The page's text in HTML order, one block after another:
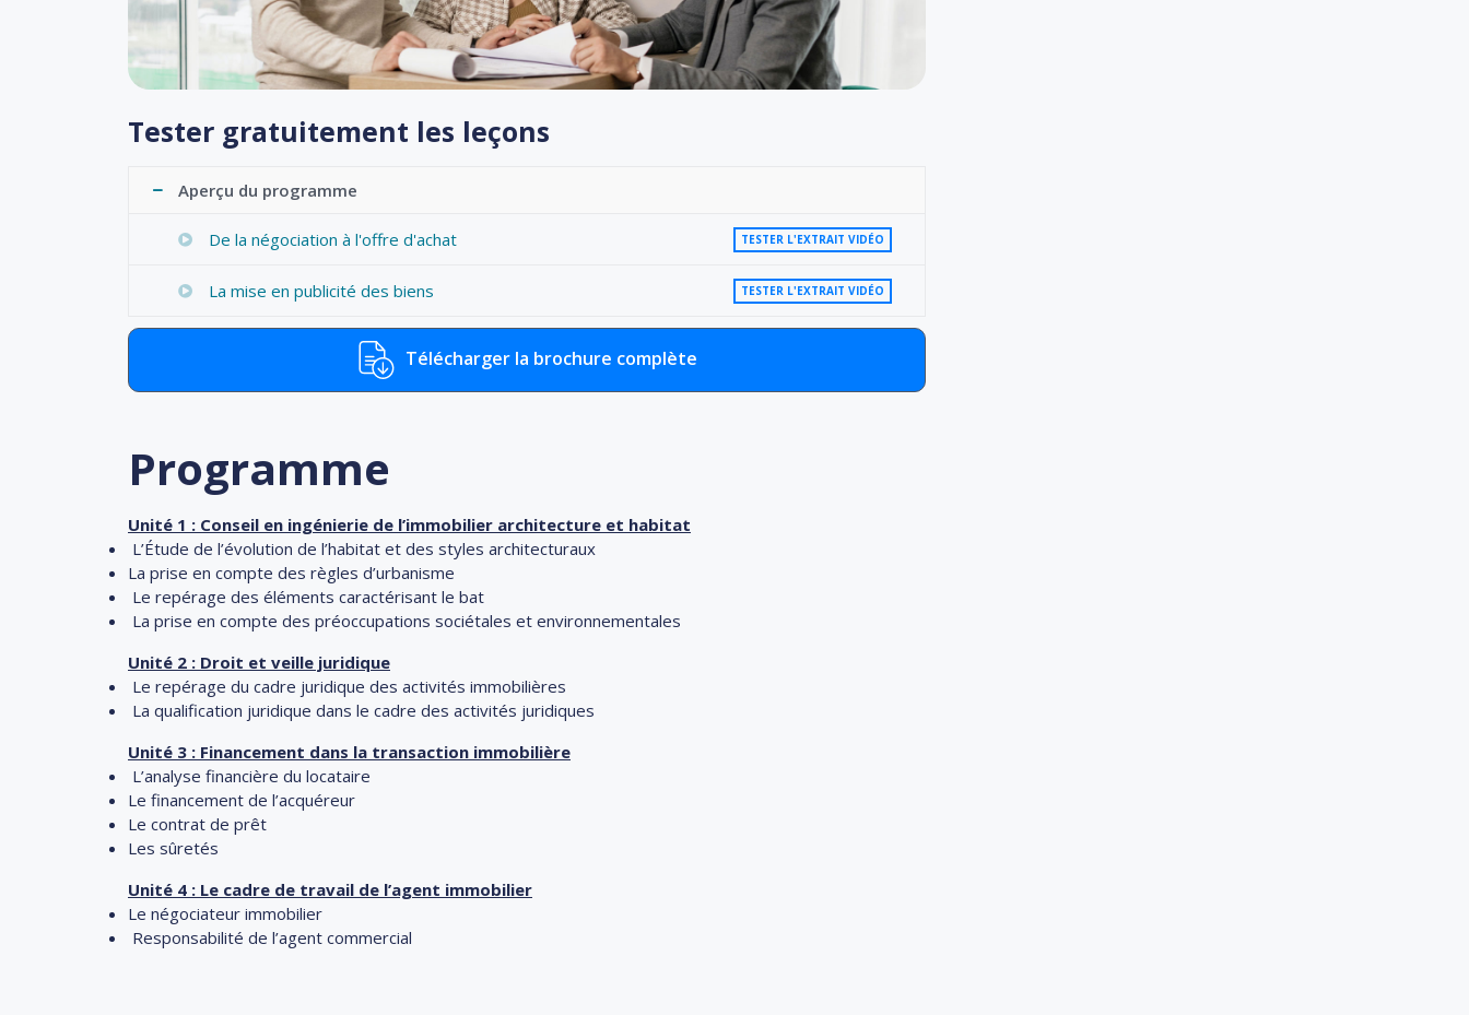
Tester gratuitement les leçons
Aperçu du programme
De la négociation à l'offre d'achat TESTER L'EXTRAIT VIDÉO
La mise en publicité des biens TESTER L'EXTRAIT VIDÉO
Télécharger la brochure complète
Programme
Unité 1 : Conseil en ingénierie de l’immobilier architecture et habitat
L’Étude de l’évolution de l’habitat et des styles architecturaux
La prise en compte des règles d’urbanisme
Le repérage des éléments caractérisant le bat
La prise en compte des préoccupations sociétales et environnementales
Unité 2 : Droit et veille juridique
Le repérage du cadre juridique des activités immobilières
La qualification juridique dans le cadre des activités juridiques
Unité 3 : Financement dans la transaction immobilière
L’analyse financière du locataire
Le financement de l’acquéreur
Le contrat de prêt
Les sûretés
Unité 4 : Le cadre de travail de l’agent immobilier
Le négociateur immobilier
Responsabilité de l’agent commercial